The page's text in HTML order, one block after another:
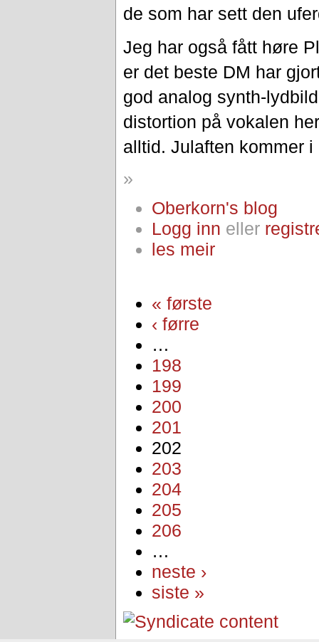
de som har sett den
Jeg har også fått høre
er det beste DM har
god analog synth-
distortion på vokalen
alltid. Julaften kommer i
»
Oberkorn's blog
Logg inn eller
les meir
« første
‹ førre
…
198
199
200
201
202
203
204
205
206
…
neste ›
siste »